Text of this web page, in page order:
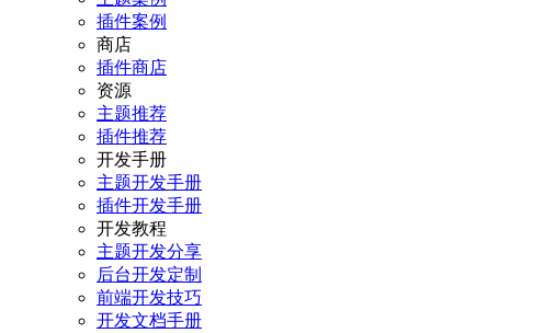
插件案例
商店
插件商店
资源
主题推荐
插件推荐
开发手册
主题开发手册
插件开发手册
开发教程
主题开发分享
后台开发定制
前端开发技巧
开发文档手册